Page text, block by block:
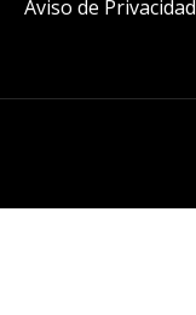
Aviso de Privacidad